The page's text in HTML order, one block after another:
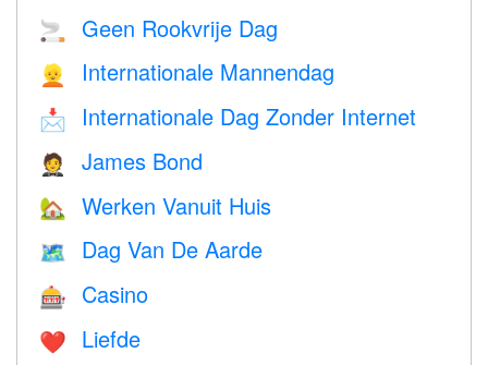
🚬 Geen Rookvrije Dag
👱 Internationale Mannendag
📩 Internationale Dag Zonder Internet
🤵 James Bond
🏡 Werken Vanuit Huis
🗺️ Dag Van De Aarde
🎰 Casino
❤️️ Liefde